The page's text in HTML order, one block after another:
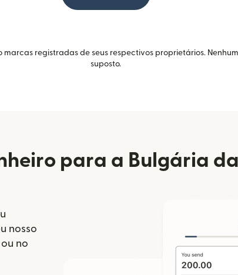
marcas registradas de seus respectivos proprietários.
suposto.
para a Bulgária
em uma nova janela)
nosso
(abre em uma nova janela)
ou no